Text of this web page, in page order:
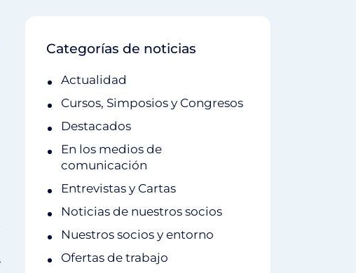
Categorías de noticias
Actualidad
Cursos, Simposios y Congresos
Destacados
En los medios de
comunicación
Entrevistas y Cartas
Noticias de nuestros socios
Nuestros socios y entorno
Ofertas de trabajo